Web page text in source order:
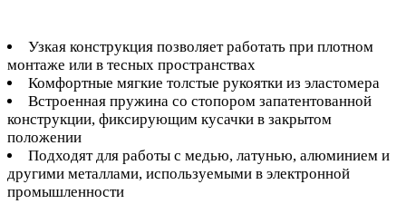
Узкая конструкция позволяет работать при плотном
монтаже или в тесных пространствах
Комфортные мягкие толстые рукоятки из эластомера
Встроенная пружина со стопором запатентованной
конструкции, фиксирующим кусачки в закрытом
положении
Подходят для работы с медью, латунью, алюминием и
другими металлами, используемыми в электронной
промышленности